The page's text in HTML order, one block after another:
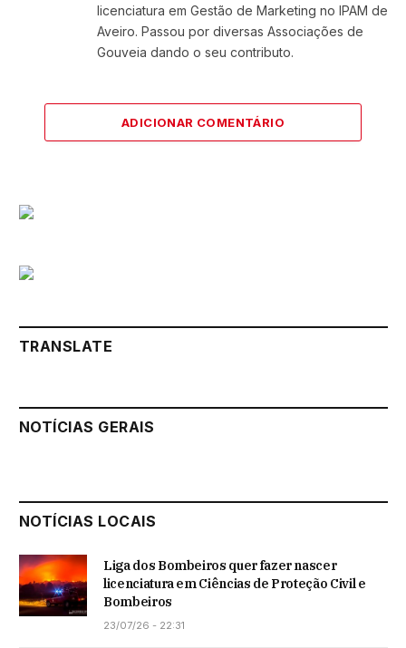
licenciatura em Gestão de Marketing no IPAM de
Aveiro. Passou por diversas Associações de
Gouveia dando o seu contributo.
ADICIONAR COMENTÁRIO
TRANSLATE
NOTÍCIAS GERAIS
NOTÍCIAS LOCAIS
Liga dos Bombeiros quer fazer nascer
licenciatura em Ciências de Proteção Civil e
Bombeiros
23/07/26 - 22:31